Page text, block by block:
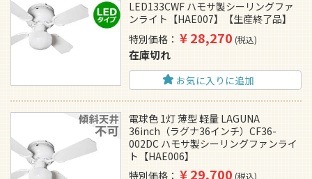
LED133CWF ハモサ製シーリングファ
ンライト【HAE007】【生産終了品】
特別価格
¥28,270 税込
在庫切れ
お気に入りに追加
電球色 1灯 薄型 軽量 LAGUNA
36inch（ラグナ36インチ）CF36-
002DC ハモサ製シーリングファンライ
ト【HAE006】
特別価格
¥29,700 税込